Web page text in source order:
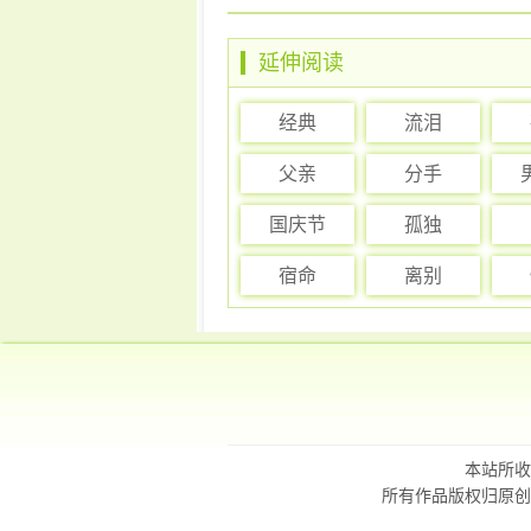
延伸阅读
经典 流泪
父亲 分手
国庆节 孤独
宿命 离别
本站所
所有作品版权归原